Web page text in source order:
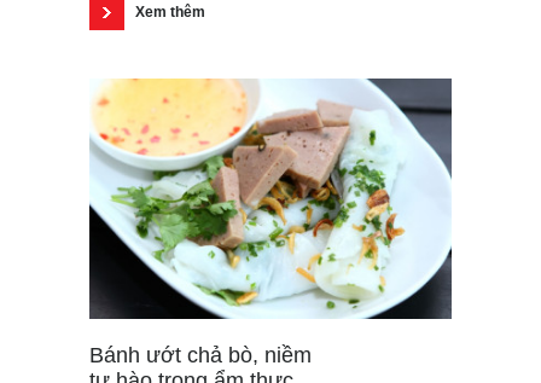
Xem thêm
Bánh ướt chả bò, niềm